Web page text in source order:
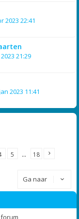
2023 22:41
21:29
2023 11:41
5 … 18
Ga naar